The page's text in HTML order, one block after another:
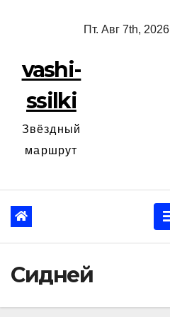
Пт. Авг 7th, 2026
vashi-
ssilki
Звёздный
маршрут
Сидней